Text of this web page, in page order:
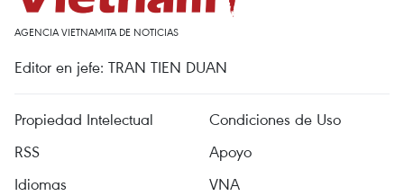
AGENCIA VIETNAMITA DE NOTICIAS
Editor en jefe: TRAN TIEN DUAN
Propiedad Intelectual
Condiciones de Uso
RSS
Apoyo
Idiomas
VNA